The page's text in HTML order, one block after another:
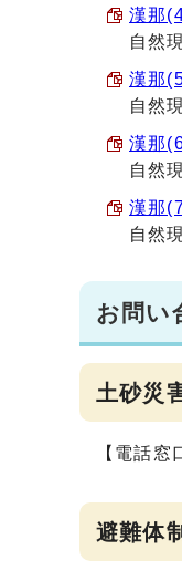
漢那
自然
漢那
自然
漢那
自然
漢那
自然
お問い
土砂災
【電話
避難体